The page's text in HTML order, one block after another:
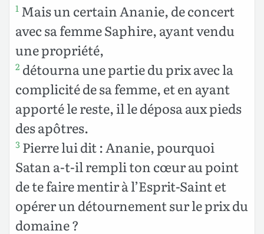
1 Mais un certain Ananie, de concert
avec sa femme Saphire, ayant vendu
une propriété,
2 détourna une partie du prix avec la
complicité de sa femme, et en ayant
apporté le reste, il le déposa aux pieds
des apôtres.
3 Pierre lui dit : Ananie, pourquoi
Satan a-t-il rempli ton cœur au point
de te faire mentir à l’Esprit-Saint et
opérer un détournement sur le prix du
domaine ?